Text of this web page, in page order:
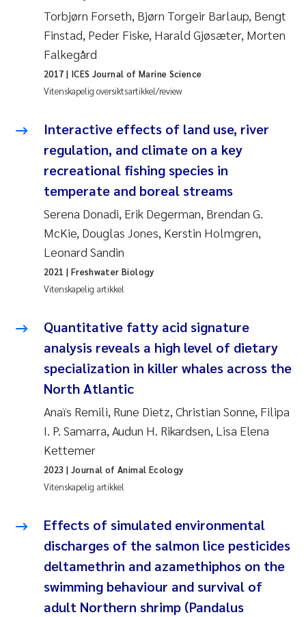
Veronica Sæther Eftevåg
Valentina Elena Tartiu
Tânia Cristina Gomes
Belinda Valdecanas
Elianne Dunthorn Egge
Elisabeth Lie
Froukje Maria Platjouw
Jan-Erik Thrane
Louise Valestrand
Maria Thérése Hultman
Peter Stig Hansen
Jannicke Moe
Ana Catarina Almeida
Adam David Lillicrap
Erik Höglund
Debhasish Bhakta
Torbjørn Forseth, Bjørn Torgeir Barlaup, Bengt
Finstad, Peder Fiske, Harald Gjøsæter, Morten
Falkegård
Vitenskapelig oversiktsartikkel/review
2017 | ICES Journal of Marine Science
Interactive effects of land use, river
regulation, and climate on a key
recreational fishing species in
temperate and boreal streams
Serena Donadi, Erik Degerman, Brendan G.
McKie, Douglas Jones, Kerstin Holmgren,
Leonard Sandin
Vitenskapelig artikkel
2021 | Freshwater Biology
Quantitative fatty acid signature
analysis reveals a high level of dietary
specialization in killer whales across the
North Atlantic
Anaïs Remili, Rune Dietz, Christian Sonne, Filipa
I. P. Samarra, Audun H. Rikardsen, Lisa Elena
Kettemer
Vitenskapelig artikkel
2023 | Journal of Animal Ecology
Effects of simulated environmental
discharges of the salmon lice pesticides
deltamethrin and azamethiphos on the
swimming behaviour and survival of
adult Northern shrimp (Pandalus